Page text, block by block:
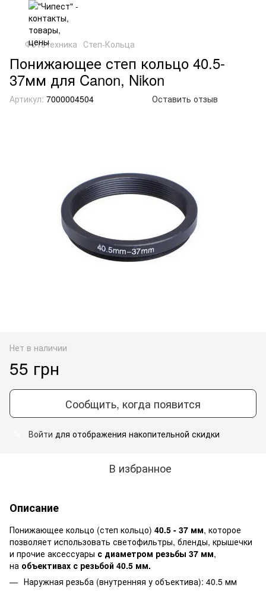
Фототехника Степ-Кольца
Понижающее степ кольцо 40.5-
37мм для Canon, Nikon
Артикул: 7000004504 Оставить отзыв
Нет в наличии
55 грн
Сообщить, когда появится
Войти для отображения накопительной скидки
В избранное
Описание
Понижающее кольцо (степ кольцо) 40.5 - 37 мм, которое
позволяет использовать светофильтры, бленды, крышечки
и прочие аксессуары с диаметром резьбы 37 мм,
на объективах с резьбой 40.5 мм.
Наружная резьба (внутренняя у объектива): 40.5 мм